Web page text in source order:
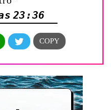
23:36